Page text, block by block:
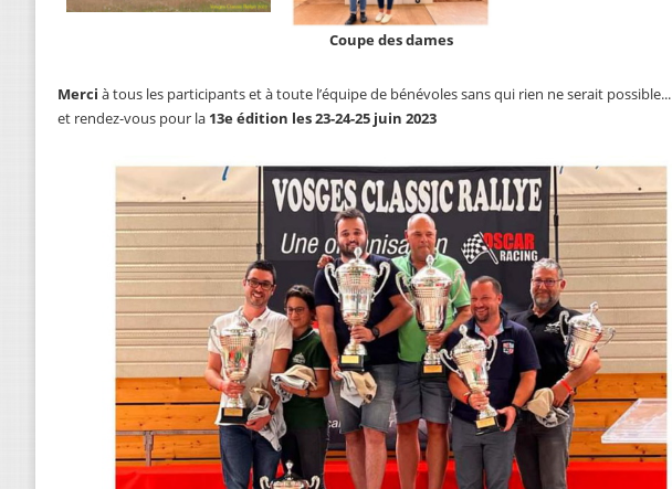
Coupe des dames
Merci à tous les participants et à toute l’équipe de bénévoles sans qui rien ne serait possible...
et rendez-vous pour la 13e édition les 23-24-25 juin 2023